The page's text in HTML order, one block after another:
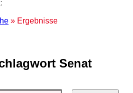
» Ergebnisse
Senat